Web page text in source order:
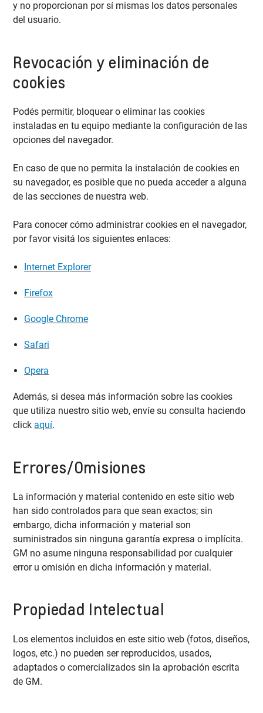
y no proporcionan por sí mismas los datos personales
del usuario.
Revocación y eliminación de
cookies
Podés permitir, bloquear o eliminar las cookies
instaladas en tu equipo mediante la configuración de las
opciones del navegador.
En caso de que no permita la instalación de cookies en
su navegador, es posible que no pueda acceder a alguna
de las secciones de nuestra web.
Para conocer cómo administrar cookies en el navegador,
por favor visitá los siguientes enlaces:
Internet Explorer
Firefox
Google Chrome
Safari
Opera
Además, si desea más información sobre las cookies
que utiliza nuestro sitio web, envíe su consulta haciendo
click aquí.
Errores/Omisiones
La información y material contenido en este sitio web
han sido controlados para que sean exactos; sin
embargo, dicha información y material son
suministrados sin ninguna garantía expresa o implícita.
GM no asume ninguna responsabilidad por cualquier
error u omisión en dicha información y material.
Propiedad Intelectual
Los elementos incluidos en este sitio web (fotos, diseños,
logos, etc.) no pueden ser reproducidos, usados,
adaptados o comercializados sin la aprobación escrita
de GM.